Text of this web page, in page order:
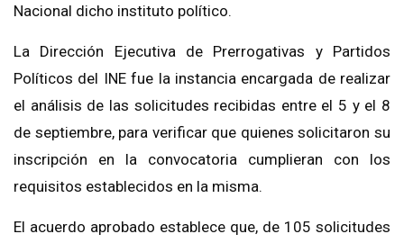
Nacional dicho instituto político.
La Dirección Ejecutiva de Prerrogativas y Partidos
Políticos del INE fue la instancia encargada de realizar
el análisis de las solicitudes recibidas entre el 5 y el 8
de septiembre, para verificar que quienes solicitaron su
inscripción en la convocatoria cumplieran con los
requisitos establecidos en la misma.
El acuerdo aprobado establece que, de 105 solicitudes